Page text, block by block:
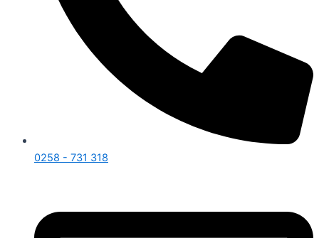
0258 - 731 318